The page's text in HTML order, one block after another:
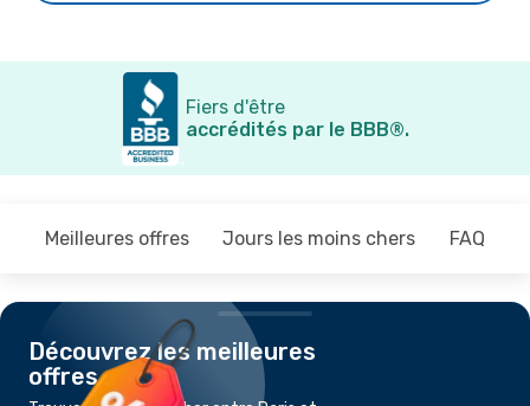
Fiers d'être
accrédités par le BBB®.
Meilleures offres Jours les moins chers FAQ
Découvrez les meilleures
offres